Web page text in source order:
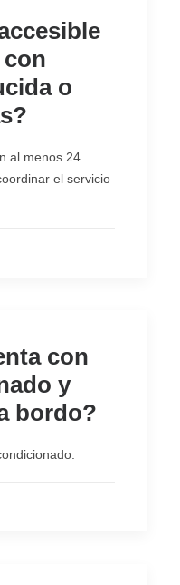
o
al menos 24
el servicio
con
y
bordo?